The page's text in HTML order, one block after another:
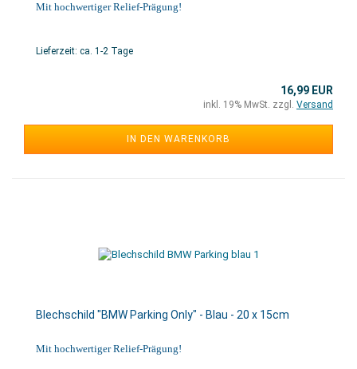
Mit hochwertiger Relief-Prägung!
Lieferzeit: ca. 1-2 Tage
16,99 EUR
inkl. 19% MwSt. zzgl. Versand
IN DEN WARENKORB
Blechschild "BMW Parking Only" - Blau - 20 x 15cm
Mit hochwertiger Relief-Prägung!